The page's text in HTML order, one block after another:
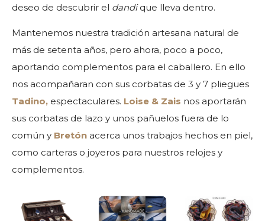
deseo de descubrir el dandique lleva dentro.
Mantenemos nuestra tradición artesana natural de
más de setenta años, pero ahora, poco a poco,
aportando complementos para el caballero. En ello
nos acompañaran con sus corbatas de 3 y 7 pliegues
Tadino, espectaculares. Loise & Zais nos aportarán
sus corbatas de lazo y unos pañuelos fuera de lo
común y Bretón acerca unos trabajos hechos en piel,
como carteras o joyeros para nuestros relojes y
complementos.